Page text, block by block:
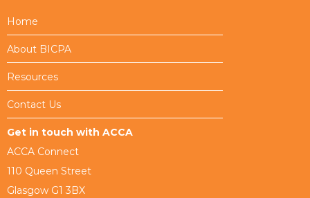
Home
About BICPA
Resources
Contact Us
Get in touch with ACCA
ACCA Connect
110 Queen Street
Glasgow G1 3BX